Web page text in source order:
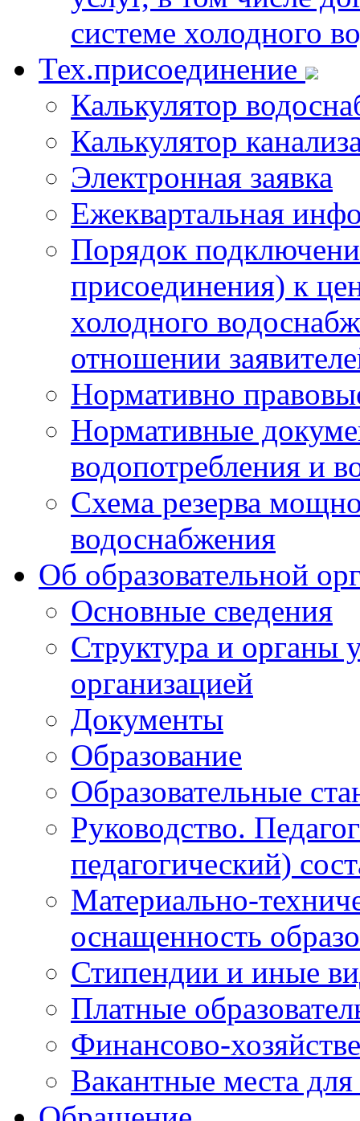
системе холодного
Тех.присоединение
Калькулятор
Калькулятор
Электронная заявка
Ежеквартальная
Порядок
присоединения) к
холодного
отношении
Нормативно
Нормативные
водопотребления и
Схема резерва
водоснабжения
Об образовательной
Основные сведения
Структура и органы
организацией
Документы
Образование
Образовательные
Руководство.
педагогический)
Материально-
оснащенность
Стипендии и иные
Платные
Финансово-
Вакантные места